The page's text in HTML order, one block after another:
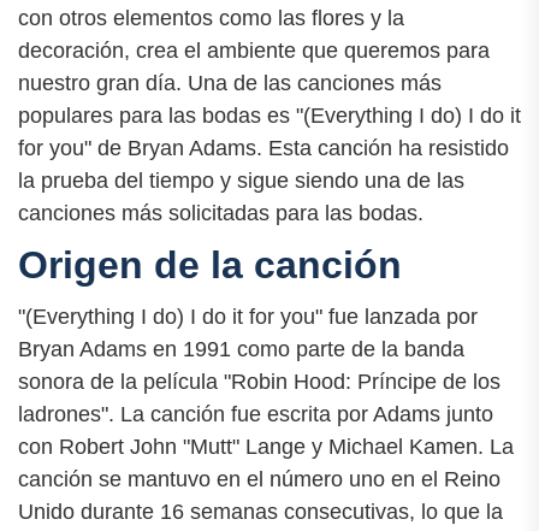
con otros elementos como las flores y la
decoración, crea el ambiente que queremos para
nuestro gran día. Una de las canciones más
populares para las bodas es "(Everything I do) I do it
for you" de Bryan Adams. Esta canción ha resistido
la prueba del tiempo y sigue siendo una de las
canciones más solicitadas para las bodas.
Origen de la canción
"(Everything I do) I do it for you" fue lanzada por
Bryan Adams en 1991 como parte de la banda
sonora de la película "Robin Hood: Príncipe de los
ladrones". La canción fue escrita por Adams junto
con Robert John "Mutt" Lange y Michael Kamen. La
canción se mantuvo en el número uno en el Reino
Unido durante 16 semanas consecutivas, lo que la